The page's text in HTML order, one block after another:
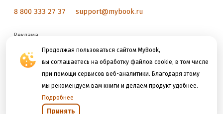
Продолжая пользоваться сайтом MyBook,
вы соглашаетесь на обработку файлов cookie, в том числе
при помощи сервисов веб-аналитики. Благодаря этому
мы рекомендуем вам книги и делаем продукт удобнее.
Подробнее
Принять
8 800 333 27 37 support@mybook.ru
Реклама
reklama@litres.ru
Мы принимаем к оплате